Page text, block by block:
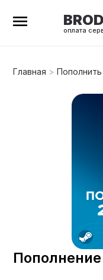
оплата
Главная >Пополнить